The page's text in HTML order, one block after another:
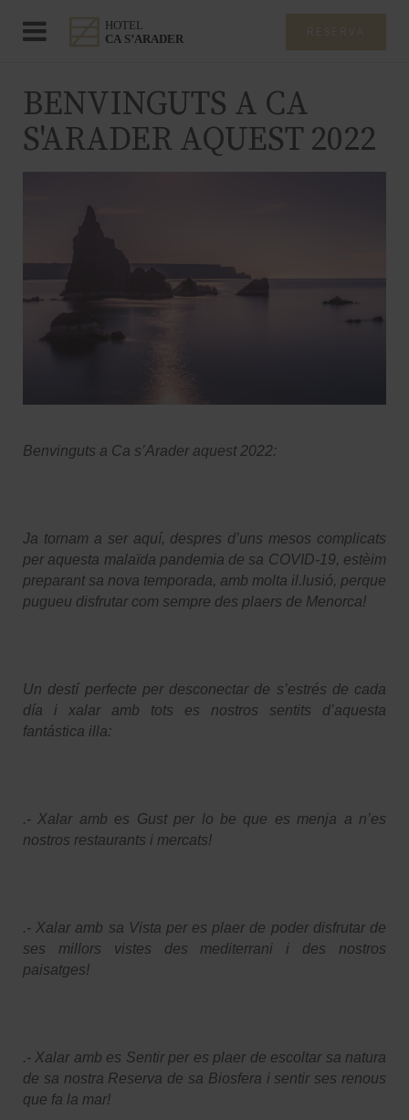
BENVINGUTS A CA
S'ARADER AQUEST 2022
Benvinguts a Ca s’Arader aquest 2022:
Ja tornam a ser aquí, despres d’uns mesos complicats
per aquesta malaïda pandemia de sa COVID-19, estèim
preparant sa nova temporada, amb molta il.lusió, perque
pugueu disfrutar com sempre des plaers de Menorca!
Un destí perfecte per desconectar de s’estrés de cada
día i xalar amb tots es nostros sentits d’aquesta
fantástica illa:
.- Xalar amb es Gust per lo be que es menja a n’es
nostros restaurants i mercats!
.- Xalar amb sa Vista per es plaer de poder disfrutar de
ses millors vistes des mediterrani i des nostros
paisatges!
.- Xalar amb es Sentir per es plaer de escoltar sa natura
de sa nostra Reserva de sa Biosfera i sentir ses renous
que fa la mar!